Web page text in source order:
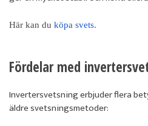
Här kan du köpa svets.
Fördelar med
Invertersvetsning erbjuder flera
äldre svetsningsmetoder: